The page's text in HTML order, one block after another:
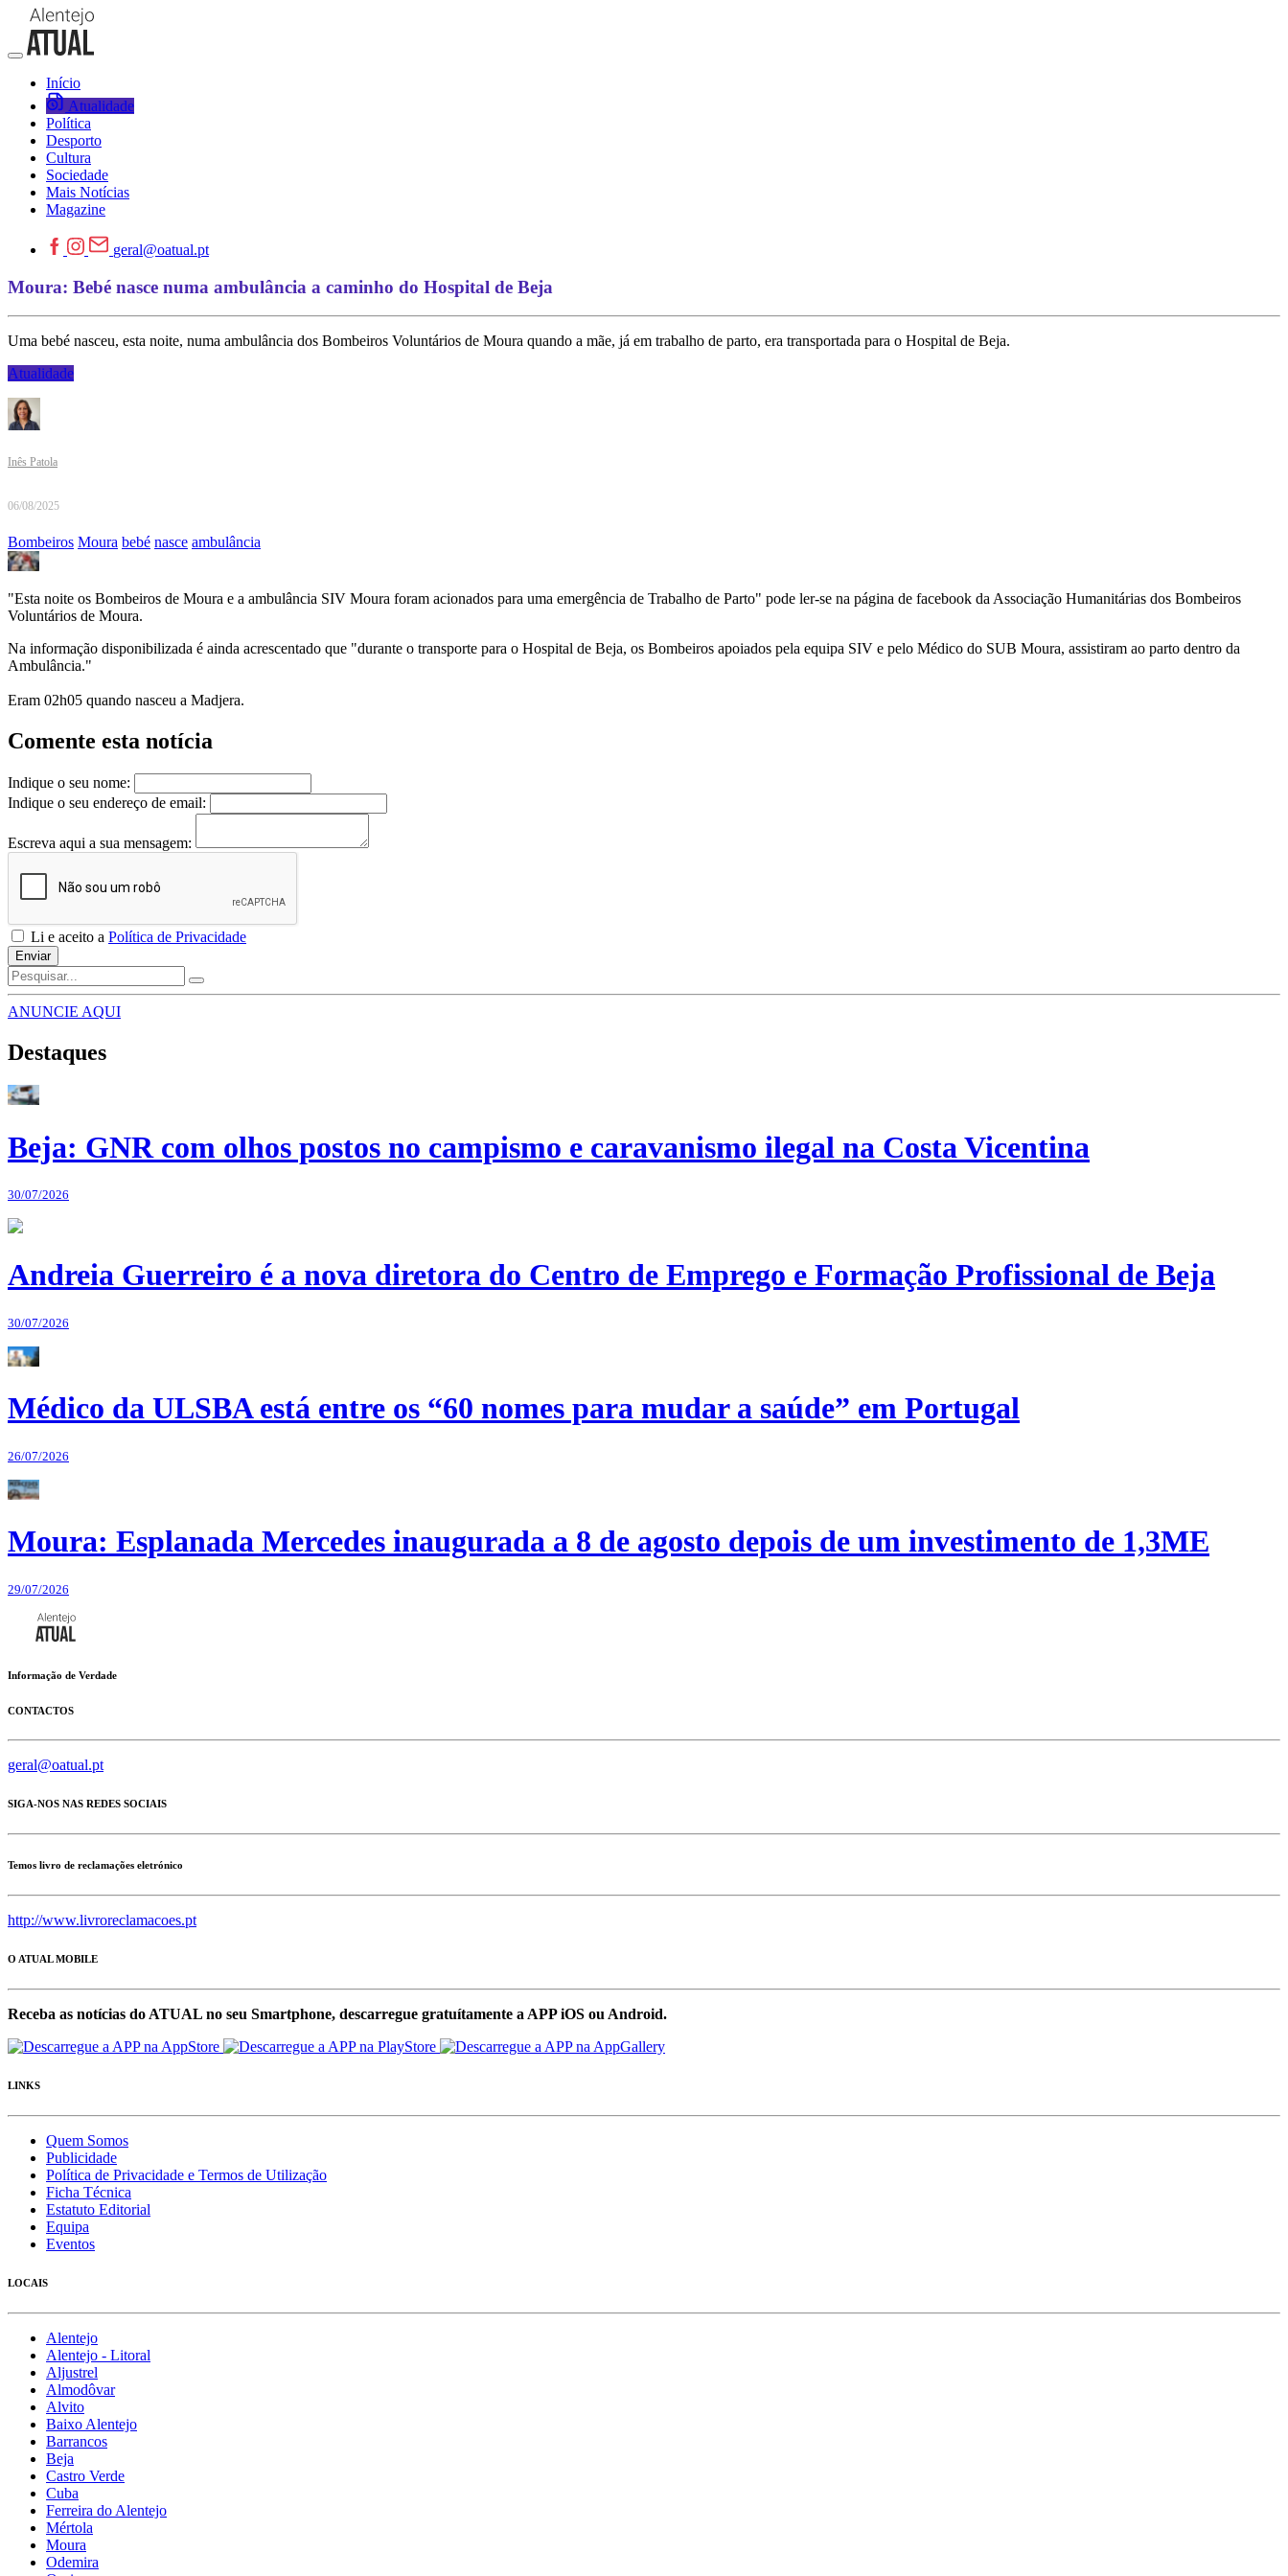
Início
Atualidade
Política
Desporto
Cultura
Sociedade
Mais Notícias
Magazine
geral@oatual.pt
Moura: Bebé nasce numa ambulância a caminho do Hospital de Beja
Uma bebé nasceu, esta noite, numa ambulância dos Bombeiros Voluntários de Moura quando a mãe, já em trabalho de parto, era transportada para o Hospital de Beja.
Atualidade
Inês Patola
06/08/2025
Bombeiros Moura bebé nasce ambulância
"Esta noite os Bombeiros de Moura e a ambulância SIV Moura foram acionados para uma emergência de Trabalho de Parto" pode ler-se na página de facebook da Associação Humanitárias dos Bombeiros
Voluntários de Moura.
Na informação disponibilizada é ainda acrescentado que "durante o transporte para o Hospital de Beja, os Bombeiros apoiados pela equipa SIV e pelo Médico do SUB Moura, assistiram ao parto dentro da
Ambulância."
Eram 02h05 quando nasceu a Madjera.
Comente esta notícia
Indique o seu nome:
Indique o seu endereço de email:
Escreva aqui a sua mensagem:
Li e aceito a Política de Privacidade
Enviar
ANUNCIE AQUI
Destaques
Beja: GNR com olhos postos no campismo e caravanismo ilegal na Costa Vicentina
30/07/2026
Andreia Guerreiro é a nova diretora do Centro de Emprego e Formação Profissional de Beja
30/07/2026
Médico da ULSBA está entre os “60 nomes para mudar a saúde” em Portugal
26/07/2026
Moura: Esplanada Mercedes inaugurada a 8 de agosto depois de um investimento de 1,3ME
29/07/2026
Informação de Verdade
CONTACTOS
geral@oatual.pt
SIGA-NOS NAS REDES SOCIAIS
Temos livro de reclamações eletrónico
http://www.livroreclamacoes.pt
O ATUAL MOBILE
Receba as notícias do ATUAL no seu Smartphone, descarregue gratuítamente a APP iOS ou Android.
LINKS
Quem Somos
Publicidade
Política de Privacidade e Termos de Utilização
Ficha Técnica
Estatuto Editorial
Equipa
Eventos
LOCAIS
Alentejo
Alentejo - Litoral
Aljustrel
Almodôvar
Alvito
Baixo Alentejo
Barrancos
Beja
Castro Verde
Cuba
Ferreira do Alentejo
Mértola
Moura
Odemira